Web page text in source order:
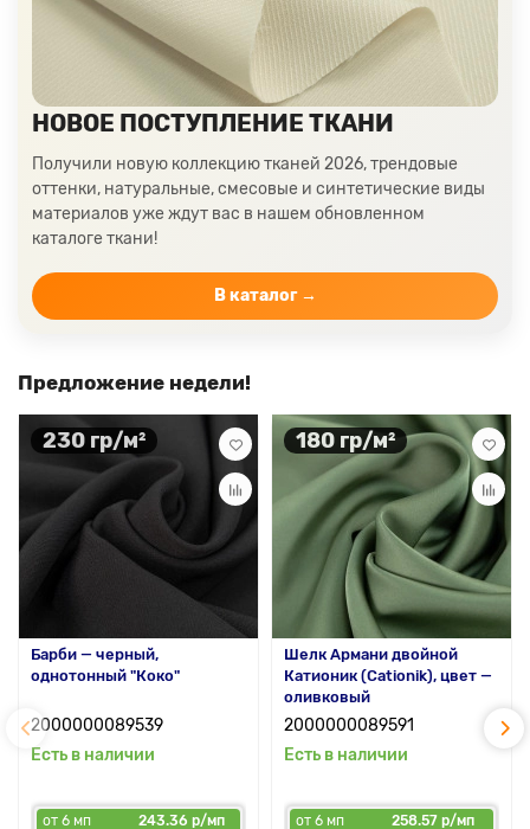
Цвет ткани мятный
Ткани цвета айвори, молочные оттенки
Ткани лимонного цвета
Ткани красного цвета разных оттенков
Ткани кораллового цвета
Ткани цвета какао
Изумрудный цвет ткани
Ткани зеленого цвета
Ткани желтого цвета
Ткани цвета индиго
Цвет ткани бордовый
НОВОЕ ПОСТУПЛЕНИЕ ТКАНИ
Получили новую коллекцию тканей 2026, трендовые
оттенки, натуральные, смесовые и синтетические виды
материалов уже ждут вас в нашем обновленном
каталоге ткани!
В каталог →
Предложение недели!
230 гр/м²
Барби — черный,
однотонный "Коко"
2000000089539
Есть в наличии
от 6 мп 243.36 р/мп
180 гр/м²
Шелк Армани двойной
Катионик (Cationik), цвет —
оливковый
2000000089591
Есть в наличии
от 6 мп 258.57 р/мп